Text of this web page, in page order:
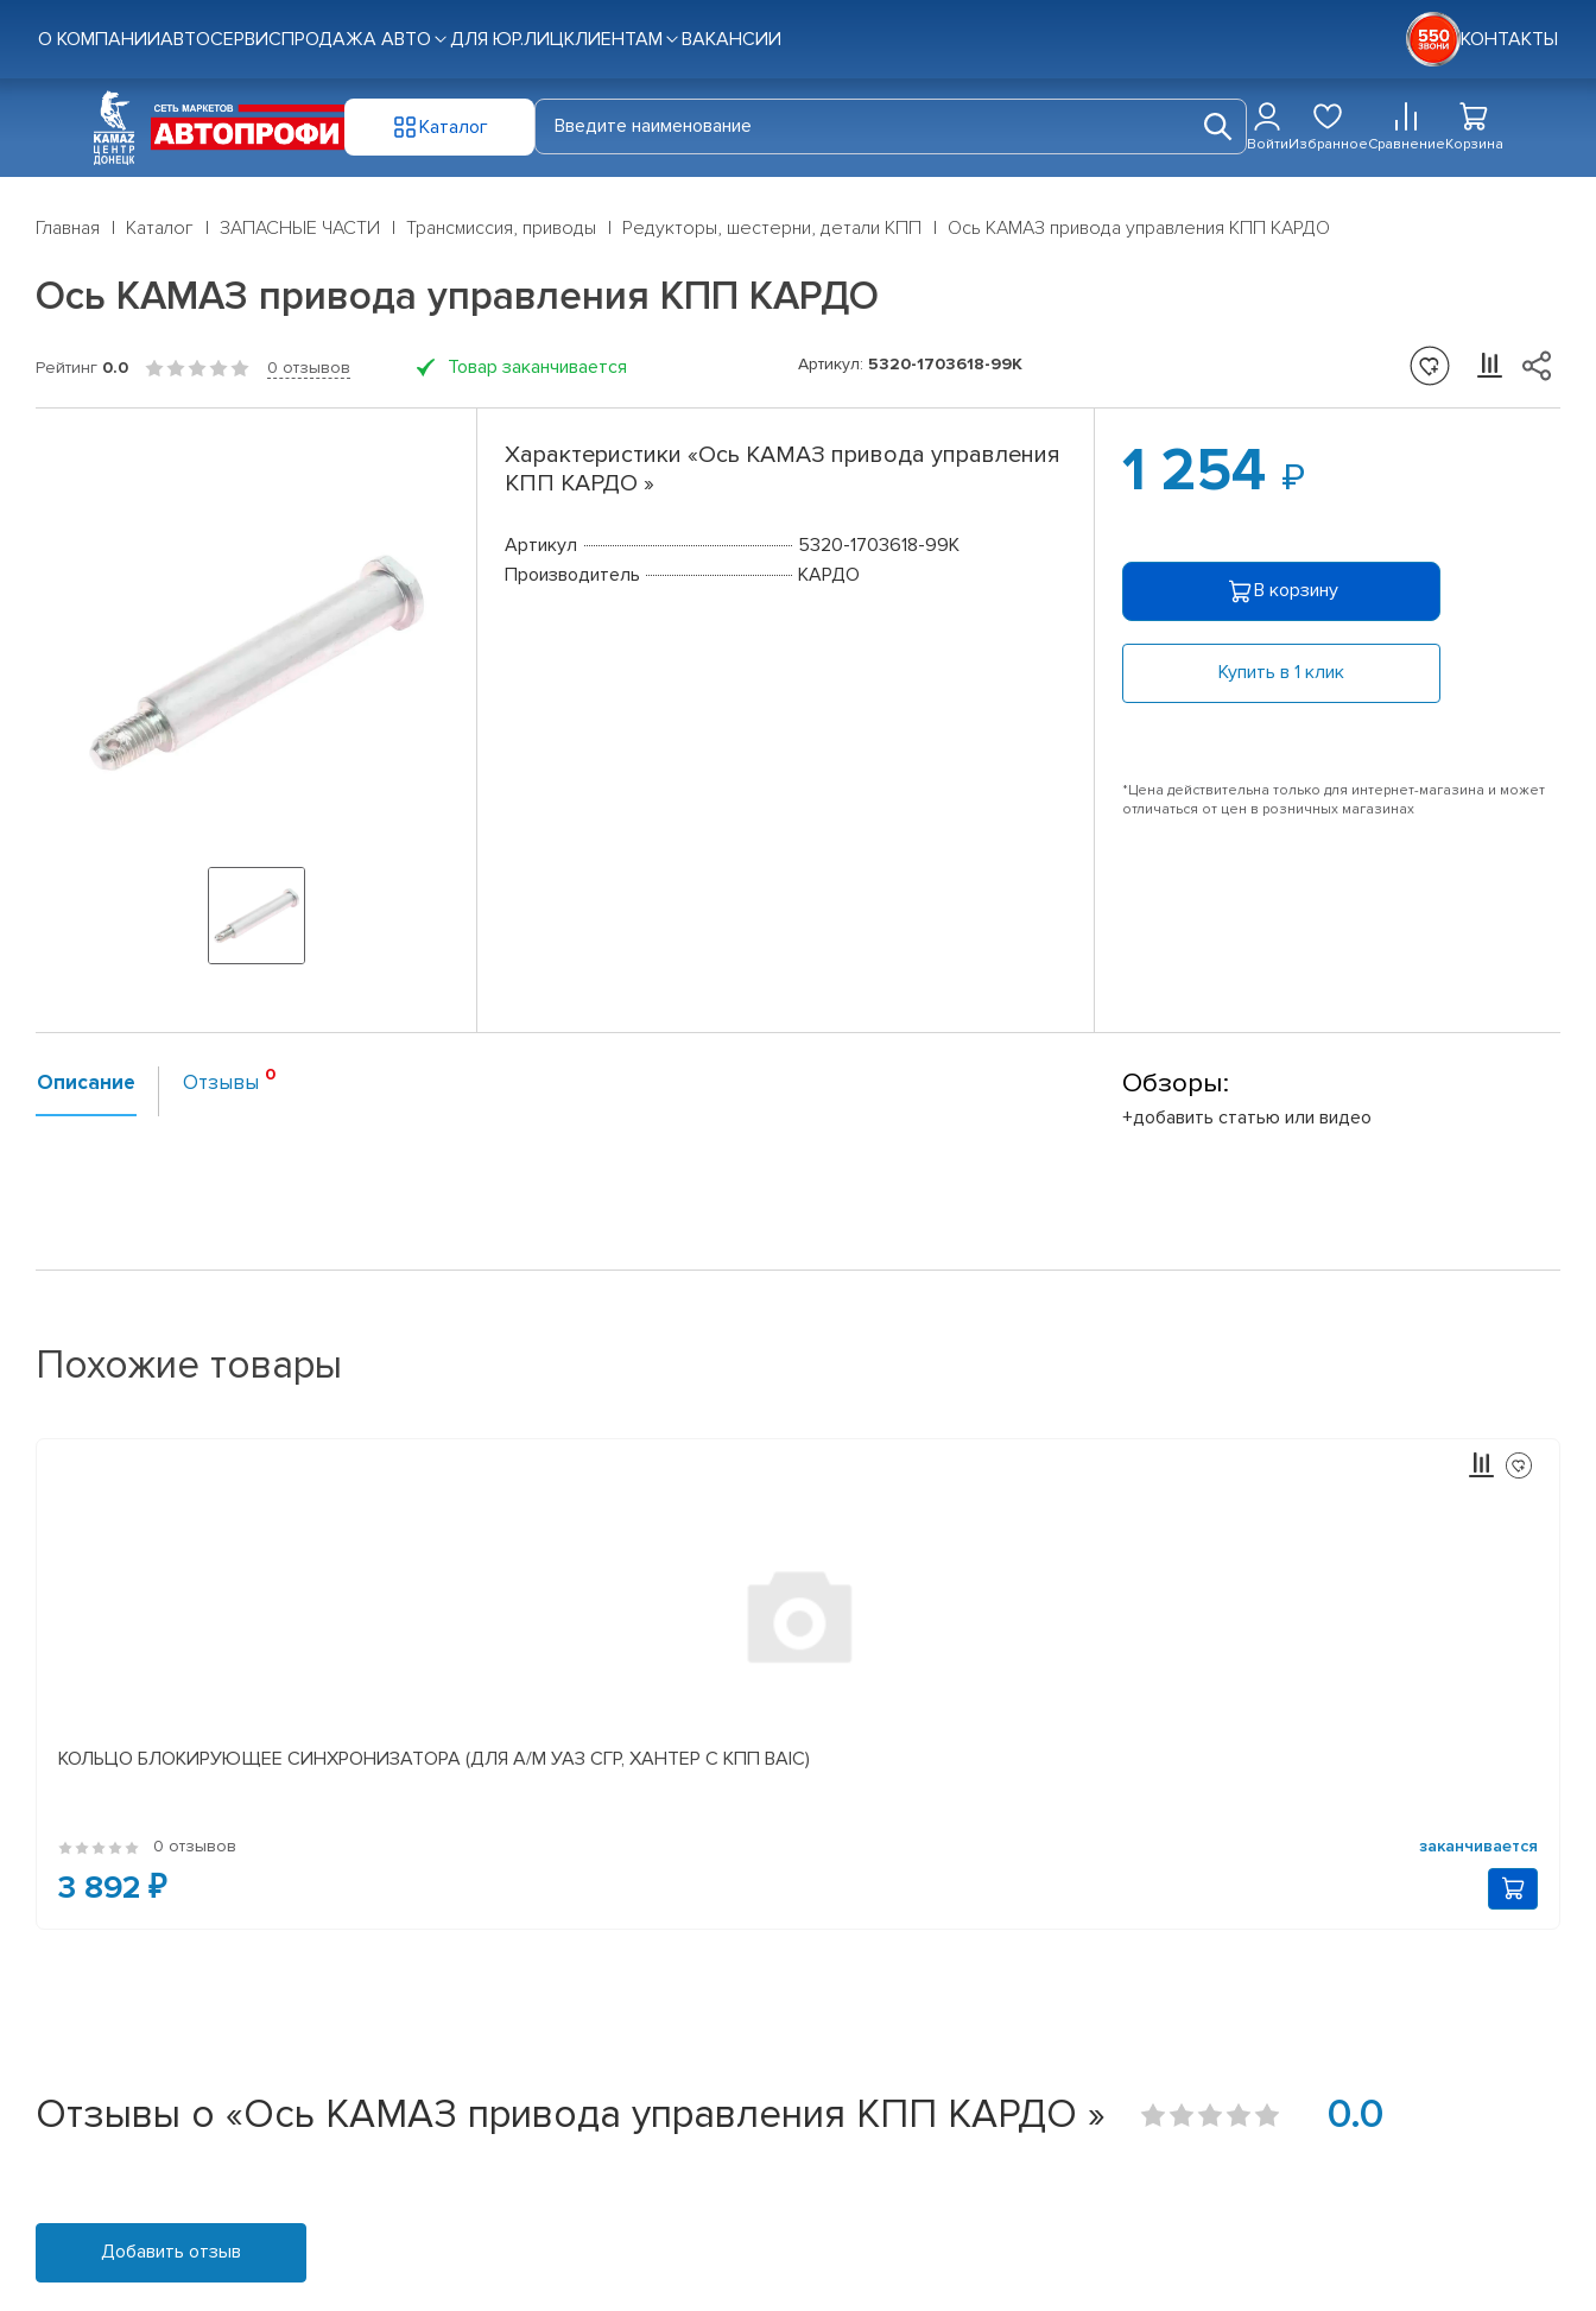
О КОМПАНИИАВТОСЕРВИСПРОДАЖА АВТО ДЛЯ ЮР.ЛИЦКЛИЕНТАМ ВАКАНСИИ КОНТАКТЫ
Каталог
ВойтиИзбранноеСравнениеКорзина
Главная Каталог ЗАПАСНЫЕ ЧАСТИ Трансмиссия, приводы Редукторы, шестерни, детали КПП Ось КАМАЗ привода управления КПП КАРДО
Ось КАМАЗ привода управления КПП КАРДО
Рейтинг 0.0 0 отзывов Товар заканчивается Артикул: 5320-1703618-99К
Характеристики «Ось КАМАЗ привода управления
КПП КАРДО »
Артикул
5320-1703618-99К
Производитель
КАРДО
1 254
В корзину
Купить в 1 клик
*Цена действительна только для интернет-магазина и может
отличаться от цен в розничных магазинах
Описание Отзывы Обзоры:
+добавить статью или видео
Похожие товары
КОЛЬЦО БЛОКИРУЮЩЕЕ СИНХРОНИЗАТОРА (ДЛЯ А/М УАЗ СГР, ХАНТЕР С КПП BAIC)
0 отзывов заканчивается
3 892 ₽
Отзывы о «Ось КАМАЗ привода управления КПП КАРДО » 0.0
Добавить отзыв